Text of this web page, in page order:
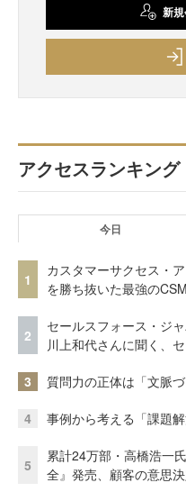
新
アクセスランキング
今日
1
カスタマーサクセス・
を勝ち抜いた最強の
2
セールスフォース・ジ
川上和代さんに聞く、
3 質問力の正体は「文脈
4 事例から考える「課題
5
累計24万部・高橋浩一
全』発売、顧客の意思